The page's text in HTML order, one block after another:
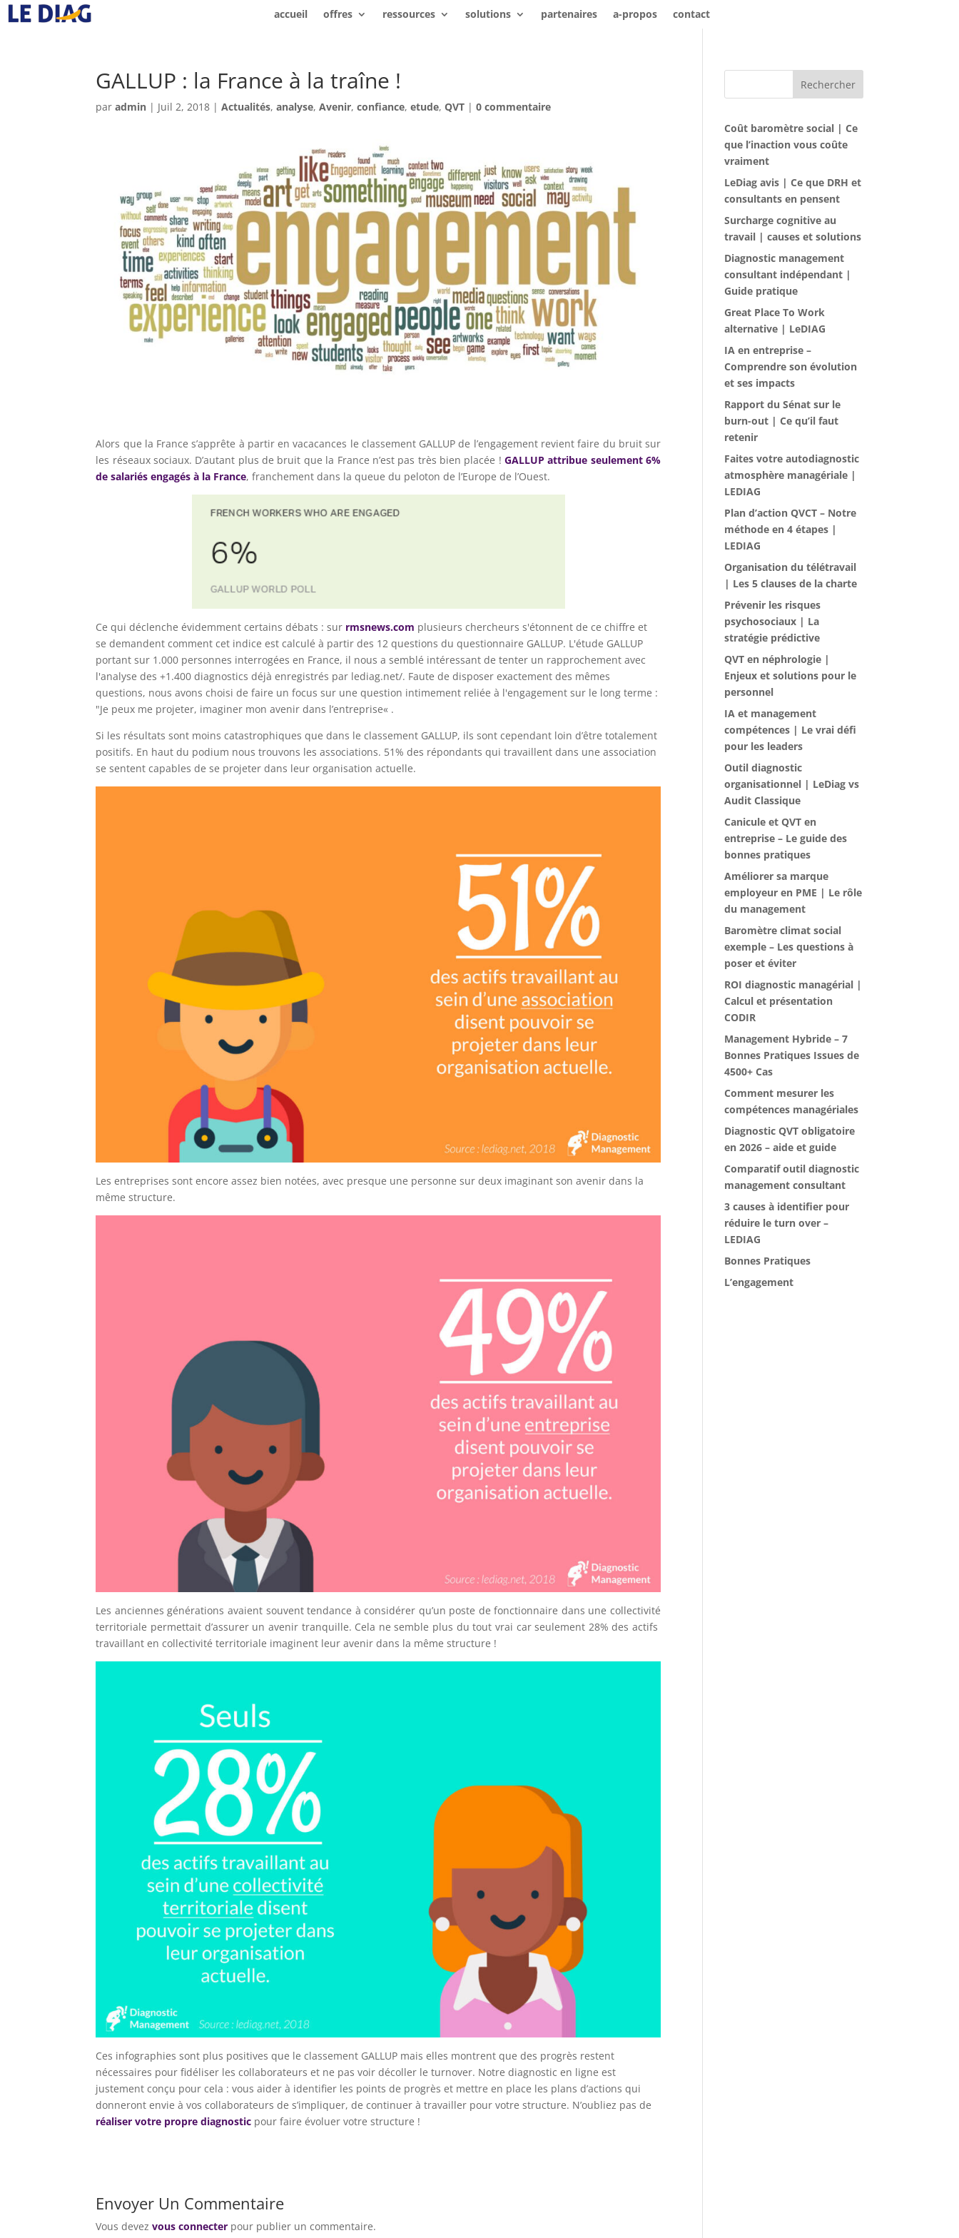
accueil offres ressources solutions partenaires a-propos contact
GALLUP : la France à la traîne !
paradmin | Juil 2, 2018 |Actualités,analyse,Avenir,confiance,etude,QVT |0 commentaire
Alors que la France s’apprête à partir en vacacances le classement GALLUP de l’engagement revient faire du bruit sur
les réseaux sociaux. D’autant plus de bruit que la France n’est pas très bien placée ! GALLUP attribue seulement 6%
de salariés engagés à la France, franchement dans la queue du peloton de l’Europe de l’Ouest.
Ce qui déclenche évidemment certains débats : sur rmsnews.com plusieurs chercheurs s'étonnent de ce chiffre et
se demandent comment cet indice est calculé à partir des 12 questions du questionnaire GALLUP. L'étude GALLUP
portant sur 1.000 personnes interrogées en France, il nous a semblé intéressant de tenter un rapprochement avec
l'analyse des +1.400 diagnostics déjà enregistrés par lediag.net/. Faute de disposer exactement des mêmes
questions, nous avons choisi de faire un focus sur une question intimement reliée à l'engagement sur le long terme :
"Je peux me projeter, imaginer mon avenir dans l’entreprise« .
Si les résultats sont moins catastrophiques que dans le classement GALLUP, ils sont cependant loin d’être totalement
positifs. En haut du podium nous trouvons les associations. 51% des répondants qui travaillent dans une association
se sentent capables de se projeter dans leur organisation actuelle.
Les entreprises sont encore assez bien notées, avec presque une personne sur deux imaginant son avenir dans la
même structure.
Les anciennes générations avaient souvent tendance à considérer qu’un poste de fonctionnaire dans une collectivité
territoriale permettait d’assurer un avenir tranquille. Cela ne semble plus du tout vrai car seulement 28% des actifs
travaillant en collectivité territoriale imaginent leur avenir dans la même structure !
Ces infographies sont plus positives que le classement GALLUP mais elles montrent que des progrès restent
nécessaires pour fidéliser les collaborateurs et ne pas voir décoller le turnover. Notre diagnostic en ligne est
justement conçu pour cela : vous aider à identifier les points de progrès et mettre en place les plans d’actions qui
donneront envie à vos collaborateurs de s’impliquer, de continuer à travailler pour votre structure. N’oubliez pas de
réaliser votre propre diagnostic pour faire évoluer votre structure !
Envoyer Un Commentaire
Vous devezvous connecter pour publier un commentaire.
Rechercher
Coût baromètre social | Ce
que l’inaction vous coûte
vraiment
LeDiag avis | Ce que DRH et
consultants en pensent
Surcharge cognitive au
travail | causes et solutions
Diagnostic management
consultant indépendant |
Guide pratique
Great Place To Work
alternative | LeDIAG
IA en entreprise –
Comprendre son évolution
et ses impacts
Rapport du Sénat sur le
burn-out | Ce qu’il faut
retenir
Faites votre autodiagnostic
atmosphère managériale |
LEDIAG
Plan d’action QVCT – Notre
méthode en 4 étapes |
LEDIAG
Organisation du télétravail
| Les 5 clauses de la charte
Prévenir les risques
psychosociaux | La
stratégie prédictive
QVT en néphrologie |
Enjeux et solutions pour le
personnel
IA et management
compétences | Le vrai défi
pour les leaders
Outil diagnostic
organisationnel | LeDiag vs
Audit Classique
Canicule et QVT en
entreprise – Le guide des
bonnes pratiques
Améliorer sa marque
employeur en PME | Le rôle
du management
Baromètre climat social
exemple – Les questions à
poser et éviter
ROI diagnostic managérial |
Calcul et présentation
CODIR
Management Hybride – 7
Bonnes Pratiques Issues de
4500+ Cas
Comment mesurer les
compétences managériales
Diagnostic QVT obligatoire
en 2026 – aide et guide
Comparatif outil diagnostic
management consultant
3 causes à identifier pour
réduire le turn over –
LEDIAG
Bonnes Pratiques
L’engagement